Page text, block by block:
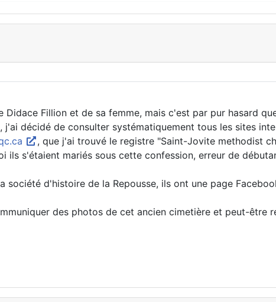
Didace Fillion et de sa femme, mais c'est par pur hasard
décidé de consulter systématiquement tous les sites
, que j'ai trouvé le registre "Saint-Jovite methodist
ils s'étaient mariés sous cette confession, erreur de
société d'histoire de la Repousse, ils ont une page
des photos de cet ancien cimetière et peut-être